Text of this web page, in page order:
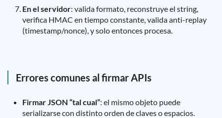
En el servidor: valida formato, reconstruye el string,
verifica HMAC en tiempo constante, valida anti-replay
(timestamp/nonce), y solo entonces procesa.
Errores comunes al firmar APIs
Firmar JSON “tal cual”: el mismo objeto puede
serializarse con distinto orden de claves o espacios.